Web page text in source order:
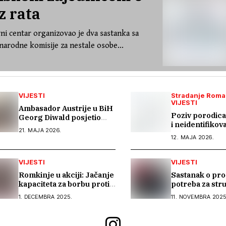
rata
centar organizovao je dva sastanka sa
komisije za nestale osobe...
VIJESTI
Ambasador Austrije u BiH
Georg Diwald posjetio
Kali Saru – Romski
informativni centar
21. MAJA 2026.
Stradanje
VIJESTI
Poziv
i
rata 1992–1995.
12. MAJA 2026.
VIJESTI
Romkinje u akciji: Jačanje
kapaciteta za borbu protiv
rodno zasnovanog nasilja
1. DECEMBRA 2025.
VIJESTI
Sastanak o
potreba za
vještinama
Lukavcu i
11. NOVEMBRA